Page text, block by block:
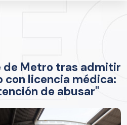
de Metro tras admitir
con licencia médica:
de abusar"